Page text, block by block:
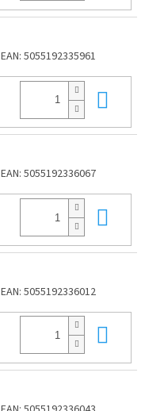
EAN: 5055192335961
EAN: 5055192336067
EAN: 5055192336012